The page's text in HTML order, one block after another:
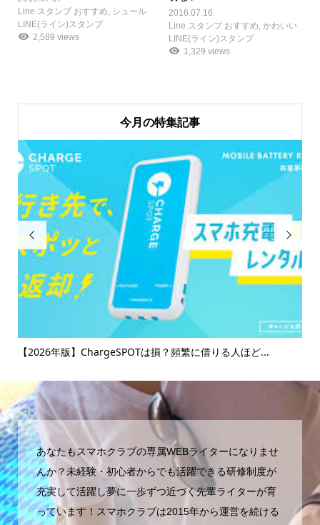
Line スタンプ おすすめ シュール
LINE(ライン)スタンプ
2,589 views
2016.07.16
Line スタンプ おすすめ ,かわいい
LINE(ライン)スタンプ
1,329 views
今月の特集記事

【2026年版】ChargeSPOTは損？頻繁に借りる人ほど...

あなたもスマホクラブの専属WEBライターになりませ
んか？未経験・初心者からでも活躍できる研修制度が
充実して活躍し夢に一歩ずつ近づく先輩ライターが育
っています！スマホクラブは2015年から運営を続ける